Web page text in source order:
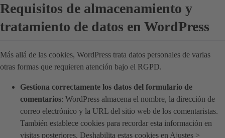
Requisitos de almacenamiento y
tratamiento de datos en WordPress
Más allá de las cookies, WordPress trata datos personales de varias
otras formas que requieren atención bajo el RGPD.
Gestiona correctamente los datos del formulario de
comentarios: WordPress almacena el nombre, la dirección de
correo electrónico y la URL del sitio web de los comentaristas.
También establece cookies para recordar esta información en
visitas posteriores. Deshabilita estas cookies en Ajustes >